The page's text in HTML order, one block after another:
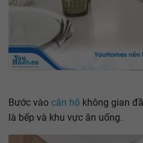
Bước vào căn hộ không gian
là bếp và khu vực ăn uống.